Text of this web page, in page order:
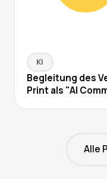
KI
Begleitung des
Print als "AI
Alle